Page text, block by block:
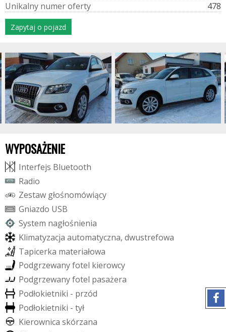
Unikalny numeroferty 478
Zapytaj o pojazd
WYPOSAŻENIE
Interfejs Bluetooth
Radio
Zestaw głośnomówiący
Gniazdo USB
System nagłośnienia
Klimatyzacja automatyczna, dwustrefowa
Tapicerka materiałowa
Podgrzewanyfotel kierowcy
Podgrzewanyfotel pasażera
Podłokietniki - przód
Podłokietniki - tył
Kierownica skórzana